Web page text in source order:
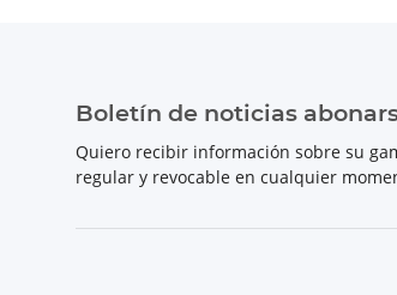
Boletín de noticias
Quiero recibir información sobre su
regular y revocable en cualquier